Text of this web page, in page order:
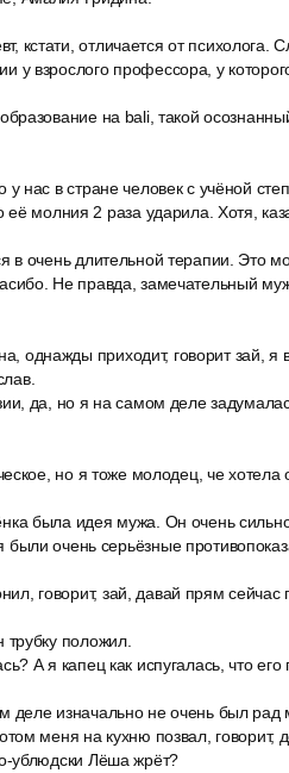
кстати, отличается от психолога.
у взрослого профессора, у
на bali, такой
нас в стране человек с учёной
её молния 2 раза ударила. Хотя,
в очень длительной терапии. Это
Не правда, замечательный
однажды приходит, говорит зай, я
да, но я на самом деле
но я тоже молодец, че
была идея мужа. Он очень
очень серьёзные
говорит, зай, давай прям сейчас
положил.
А я капец как испугалась, что
изначально не очень был рад
меня на кухню позвал, говорит,
ублюдски Лёша жрёт?